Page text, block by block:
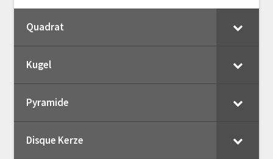
Quadrat
Kugel
Pyramide
Disque Kerze